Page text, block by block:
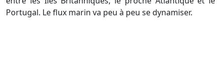
Portugal. Le flux marin va peu à peu se dynamiser.